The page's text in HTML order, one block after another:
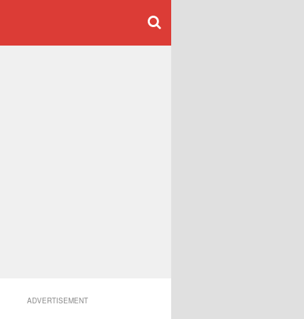
ADVERTISEMENT